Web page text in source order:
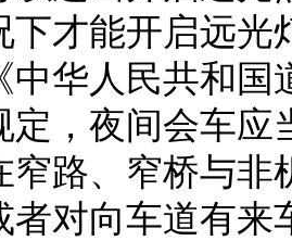
下才能开启远光
人民共和国
定，夜间会车
窄路、窄桥与
者对向车道有